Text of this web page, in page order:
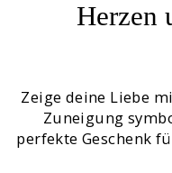
Herzen
Zeige deine Liebe
Zuneigung
perfekte Geschenk